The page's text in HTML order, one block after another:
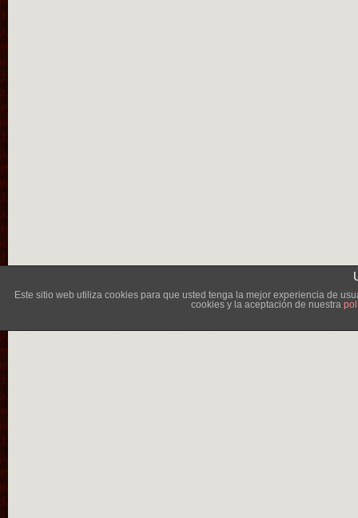
Este sitio web utiliza cookies para que usted tenga la mejor experiencia de
cookies y la aceptación de nuestra